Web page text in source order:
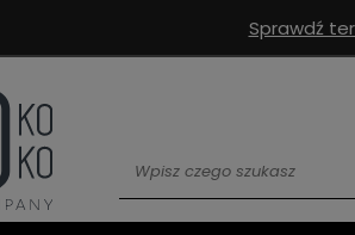
Sprawdź